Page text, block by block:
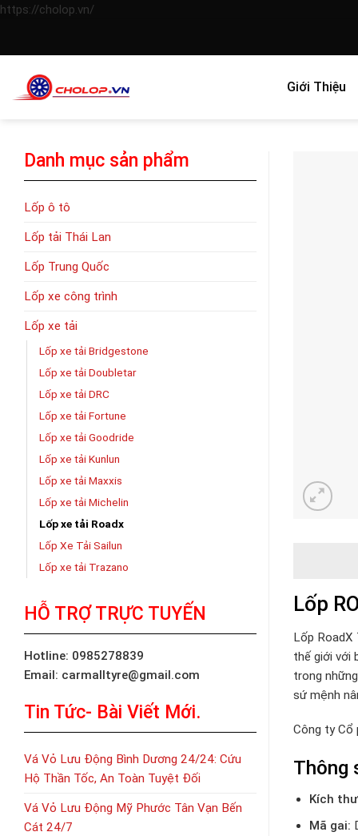
https://cholop.vn/Skip
Giới Thiệu
Danh mục sản phẩm
Lốp ô tô
Lốp tải Thái Lan
Lốp Trung Quốc
Lốp xe công trình
Lốp xe tải
Lốp xe tải Bridgestone
Lốp xe tải Doubletar
Lốp xe tải DRC
Lốp xe tải Fortune
Lốp xe tải Goodride
Lốp xe tải Kunlun
Lốp xe tải Maxxis
Lốp xe tải Michelin
Lốp xe tải Roadx
Lốp Xe Tải Sailun
Lốp xe tải Trazano
HỖ TRỢ TRỰC TUYẾN
Hotline: 0985278839
Email: carmalltyre@gmail.com
Tin Tức- Bài Viết Mới.
Vá Vỏ Lưu Động Bình Dương 24/24: Cứu
Hộ Thần Tốc, An Toàn Tuyệt Đối
Vá Vỏ Lưu Động Mỹ Phước Tân Vạn Bến
Cát 24/7
Lốp
Lốp RoadX
thế giới với
trong
sứ mệnh
Công ty Cổ
Thông
Kích
Mã gai: